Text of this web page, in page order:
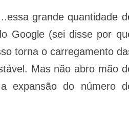
grande quantidade
Google (sei disse por
torna o carregamento
Mas não abro mão
expansão do número